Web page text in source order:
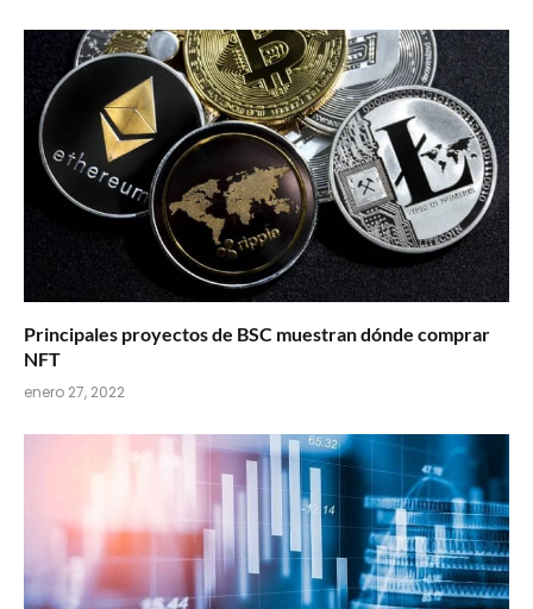
Principales proyectos de BSC muestran dónde comprar
NFT
enero 27, 2022